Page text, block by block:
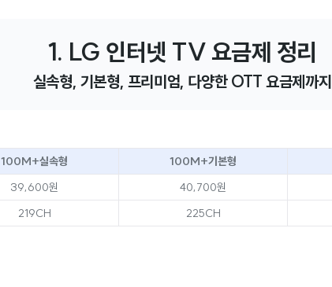
1. LG 인터넷 TV 요금제 정리
실속형, 기본형, 프리미엄, 다양한 OTT 요금제까지
100M+실속형 100M+기본형
39,600원 40,700원
219CH 225CH